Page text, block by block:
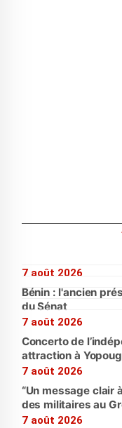
7 août 2026
Bénin : l'ancien
du Sénat
7 août 2026
Concerto de
attraction à
7 août 2026
“Un message clair
des militaires au
7 août 2026